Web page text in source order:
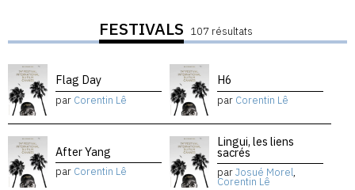
FESTIVALS 107 résultats
Flag Day
par Corentin Lê
H6
par Corentin Lê
After Yang
par Corentin Lê
Lingui, les liens
sacrés
parJosué Morel,
Corentin Lê